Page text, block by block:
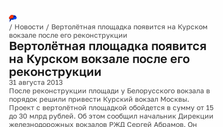
/ Новости / Вертолётная площадка появится на Курском
вокзале после его реконструкции
Вертолётная площадка появится
на Курском вокзале после его
реконструкции
31 августа 2013
После реконструкции площади у Белорусского вокзала в
порядок решили привести Курский вокзал Москвы.
Проект с вертолётной площадкой обойдется в сумму от 15
до 30 млрд рублей. Об этом сообщил начальник Дирекции
железнодорожных вокзалов РЖД Сергей Абрамов. Он